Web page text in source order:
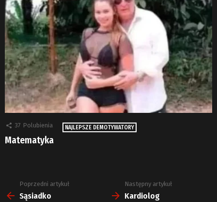
37 Polubienia NAJLEPSZE DEMOTYWATORY
Matematyka
Zobacz
więcej
Poprzedni artykuł
Sąsiadko
Następny artykuł
Kardiolog